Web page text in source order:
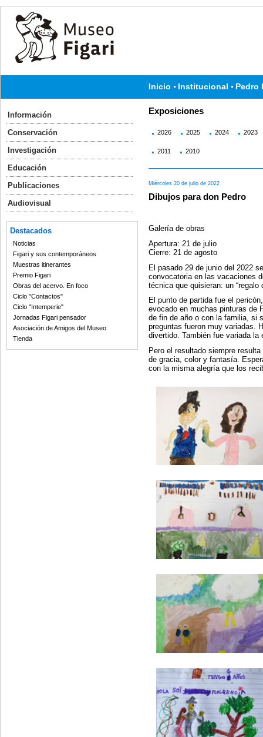
Inicio Institucional Pedro
Información
Conservación
Investigación
Educación
Publicaciones
Audiovisual
Destacados
Noticias
Figari y sus contemporáneos
Muestras itinerantes
Premio Figari
Obras del acervo. En foco
Ciclo "Contactos"
Ciclo "Intemperie"
Jornadas Figari pensador
Asociación de Amigos del Museo
Tienda
Exposiciones
2026 2025 2024 2023
2011 2010
Miércoles 20 de julio de 2022
Dibujos para don Pedro
Galería de obras
Apertura: 21 de julio
Cierre: 21 de agosto
El pasado 29 de junio del 2022
convocatoria en las vacaciones
técnica que quisieran: un
El punto de partida fue el
evocado en muchas pinturas de
de fin de año o con la familia, si
preguntas fueron muy variadas.
divertido. También fue variada
Pero el resultado siempre
de gracia, color y fantasía.
con la misma alegría que los